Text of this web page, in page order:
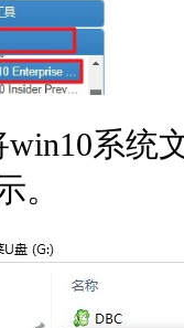
win10系统
。